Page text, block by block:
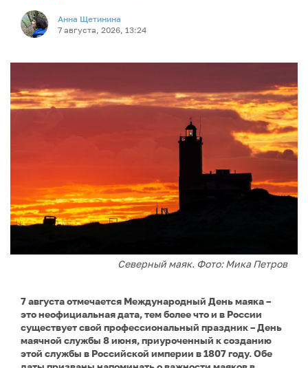
Анна Щетинина
7 августа, 2026, 13:24
Северный маяк. Фото: Мика Петров
7 августа отмечается Международный День маяка –
это неофициальная дата, тем более что и в России
существует свой профессиональный праздник – День
маячной службы 8 июня, приуроченный к созданию
этой службы в Российской империи в 1807 году. Обе